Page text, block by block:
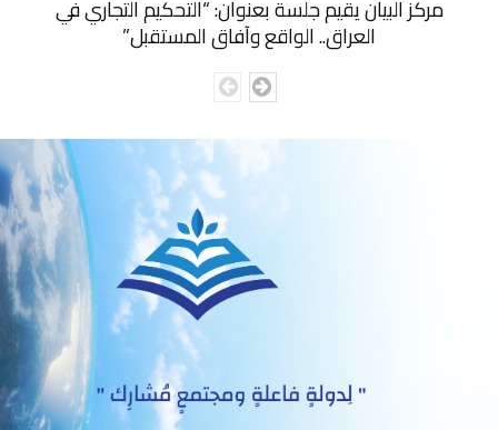
مركز البيان يقيم جلسة بعنوان: “التحكيم التجاري في
العراق.. الواقع وآفاق المستقبل”